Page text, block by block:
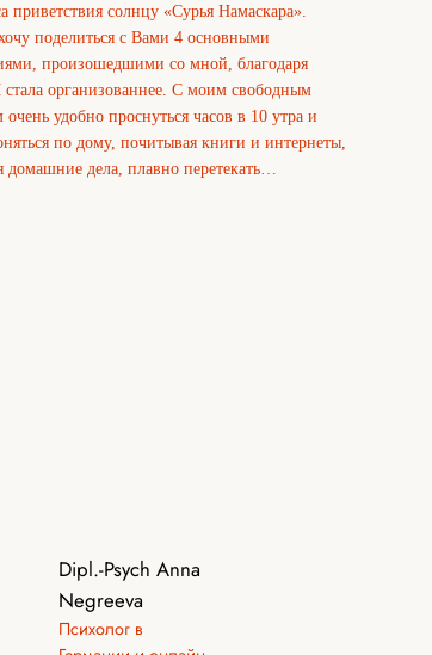
приветствия солнцу «Сурья Намаскара».
поделиться с Вами 4 основными
произошедшими со мной, благодаря
стала организованнее. С моим свободным
очень удобно проснуться часов в 10 утра и
по дому, почитывая книги и интернеты,
домашние дела, плавно перетекать…
Dipl.-Psych Anna
Negreeva
Психолог в